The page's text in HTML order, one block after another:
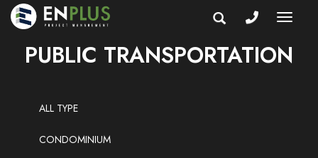
PUBLIC TRANSPORTATION
ALL TYPE
CONDOMINIUM